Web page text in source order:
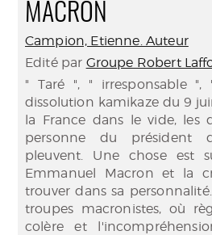
MACRON
Campion, Etienne. Auteur
Edité par Groupe Robert
" Taré ", " irresponsable ",
dissolution kamikaze du 9
la France dans le vide, les
personne du président
pleuvent. Une chose est
Emmanuel Macron et la
trouver dans sa
troupes macronistes, où
colère et